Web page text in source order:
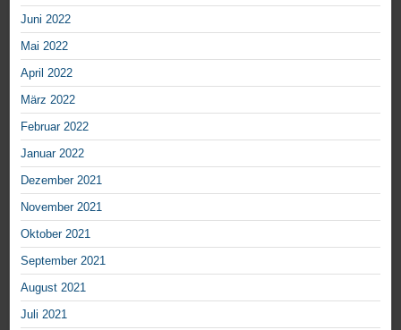
Juni 2022
Mai 2022
April 2022
März 2022
Februar 2022
Januar 2022
Dezember 2021
November 2021
Oktober 2021
September 2021
August 2021
Juli 2021